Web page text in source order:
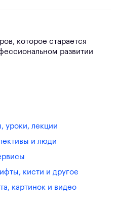
которое старается
развитии
уроки, лекции
и люди
кисти и другое
картинок и видео